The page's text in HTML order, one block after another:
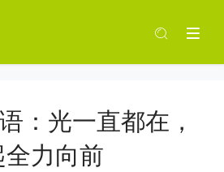
：光一直都在，
力向前